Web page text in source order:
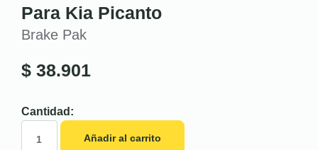
Para Kia Picanto
Brake Pak
$ 38.901
Cantidad:
Añadir al carrito